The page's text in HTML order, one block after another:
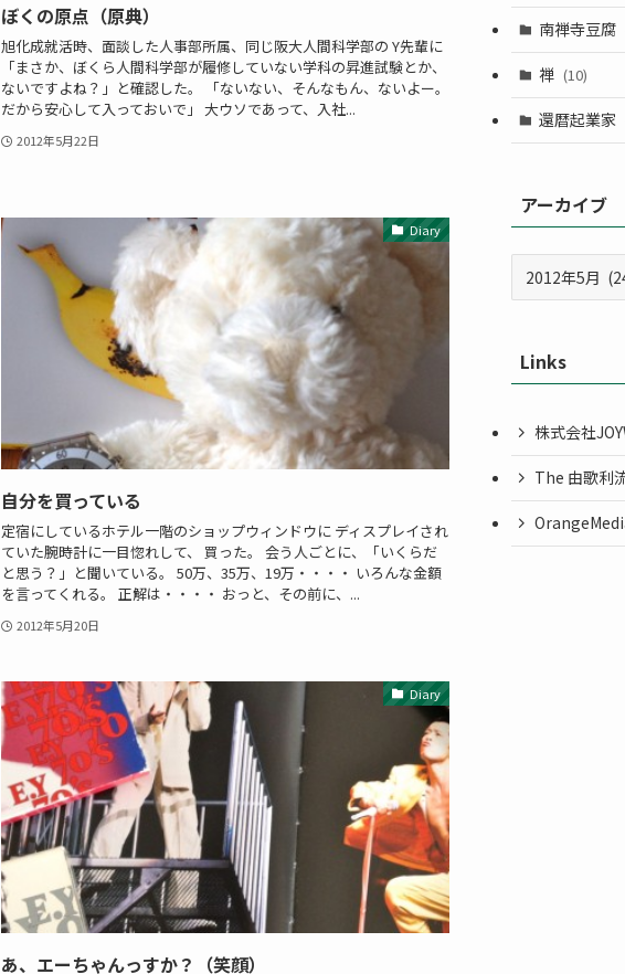
ぼくの原点（原典）
旭化成就活時、面談した人事部所属、同じ阪大人間科学部の Y先輩に
「まさか、ぼくら人間科学部が履修していない学科の昇進試験とか、
ないですよね？」と確認した。 「ないない、そんなもん、ないよー。
だから安心して入っておいで」 大ウソであって、入社...
2012年5月22日
Diary
自分を買っている
定宿にしているホテル一階のショップウィンドウに ディスプレイされ
ていた腕時計に一目惚れして、 買った。 会う人ごとに、「いくらだ
と思う？」と聞いている。 50万、35万、19万・・・・ いろんな金額
を言ってくれる。 正解は・・・・ おっと、その前に、...
2012年5月20日
Diary
あ、エーちゃんっすか？（笑顔）
南禅寺豆腐
禅 (10)
還暦起業家
アーカイブ
ブLinks
株式会社
The 由歌利